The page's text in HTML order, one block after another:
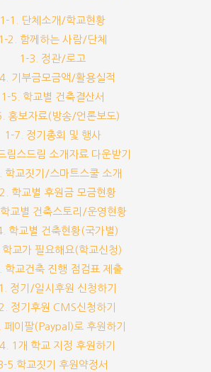
1-1. 단체소개/학교현황
1-2. 함께하는 사람/단체
1-3. 정관/로고
기부금모금액/활용실적
1-5. 학교별 건축결산서
홍보자료(방송/언론보도)
1-7. 정기총회 및 행사
림스드림 소개자료 다운받기
학교짓기/스마트스쿨 소개
학교별 후원금 모금현황
교별 건축스토리/운영현황
학교별 건축현황(국가별)
교가 필요해요(학교신청)
학교건축 진행 점검표 제출
정기/일시후원 신청하기
정기후원 CMS신청하기
페이팔(Paypal)로 후원하기
1개 학교 지정 후원하기
5.학교짓기 후원약정서